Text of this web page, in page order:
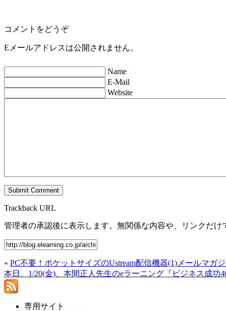
コメントをどうぞ
Eメールアドレスは公開されません。
Name
E-Mail
Website
Trackback URL
管理者の承認後に表示します。無関係な内容や、リンクだけ
« PC不要！ポケットサイズのUstream配信機器(1)メールマガ
本日、1/20(金)、本間正人先生のeラーニング『ビジネス成
専用サイト